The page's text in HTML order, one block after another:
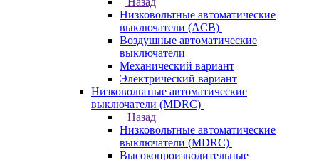
Низковольтные автоматические
выключатели (ACB)
Воздушные автоматические
выключатели
Механический вариант
Электрический вариант
Низковольтные автоматические
выключатели (MDRC)
Назад
Низковольтные автоматические
выключатели (MDRC)
Высокопроизводительные